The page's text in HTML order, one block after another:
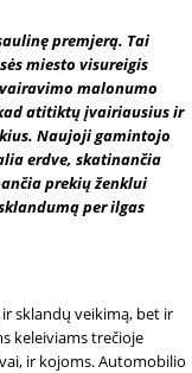
premjerą. Tai
miesto visureigis
malonumo
atitiktų įvairiausius ir
Naujoji gamintojo
erdve, skatinančia
prekių ženklui
per ilgas
sklandų veikimą, bet ir
keleiviams trečioje
ir kojoms. Automobilio